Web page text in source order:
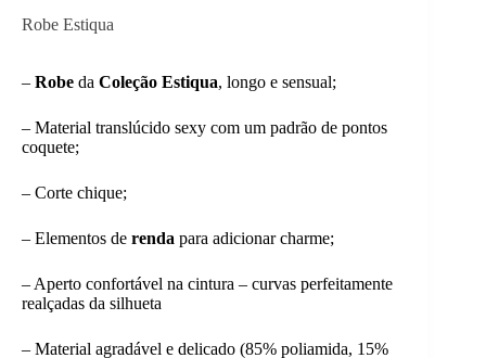
Robe Estiqua
– Robe da Coleção Estiqua, longo e sensual;
– Material translúcido sexy com um padrão de pontos
coquete;
– Corte chique;
– Elementos de renda para adicionar charme;
– Aperto confortável na cintura – curvas perfeitamente
realçadas da silhueta
– Material agradável e delicado (85% poliamida, 15%